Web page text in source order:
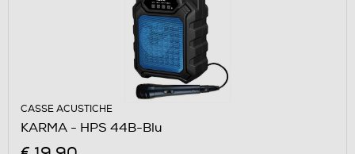
CASSE ACUSTICHE
KARMA - HPS 44B-Blu